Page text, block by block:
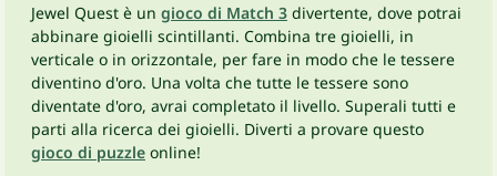
Jewel Quest è un gioco di Match 3 divertente, dove potrai
abbinare gioielli scintillanti. Combina tre gioielli, in
verticale o in orizzontale, per fare in modo che le tessere
diventino d'oro. Una volta che tutte le tessere sono
diventate d'oro, avrai completato il livello. Superali tutti e
parti alla ricerca dei gioielli. Diverti a provare questo
gioco di puzzle online!